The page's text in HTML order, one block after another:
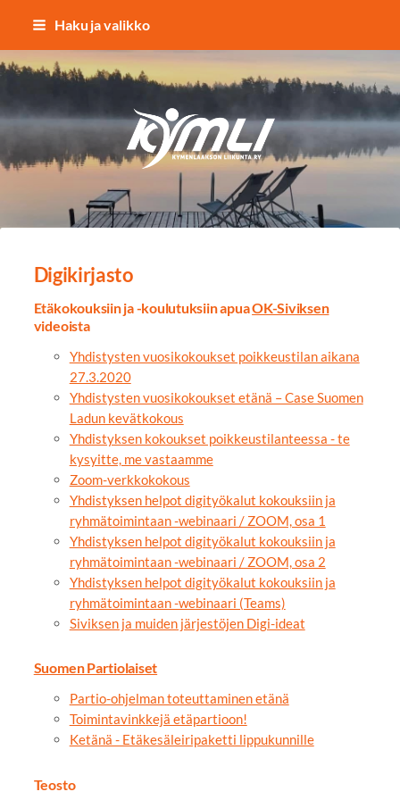
Siirry
sisältöön
Haku ja valikko
Kymlin uusi logo
Digikirjasto
Etäkokouksiin ja -koulutuksiin apuaOK-Siviksen
videoista
Yhdistysten vuosikokoukset poikkeustilan aikana
27.3.2020
Yhdistysten vuosikokoukset etänä – Case Suomen
Ladun kevätkokous
Yhdistyksen kokoukset poikkeustilanteessa - te
kysyitte, me vastaamme
Zoom-verkkokokous
Yhdistyksen helpot digityökalut kokouksiin ja
ryhmätoimintaan -webinaari / ZOOM, osa 1
Yhdistyksen helpot digityökalut kokouksiin ja
ryhmätoimintaan -webinaari / ZOOM, osa 2
Yhdistyksen helpot digityökalut kokouksiin ja
ryhmätoimintaan -webinaari (Teams)
Siviksen ja muiden järjestöjen Digi-ideat
Suomen Partiolaiset
Partio-ohjelman toteuttaminen etänä
Toimintavinkkejä etäpartioon!
Ketänä - Etäkesäleiripaketti lippukunnille
Teosto